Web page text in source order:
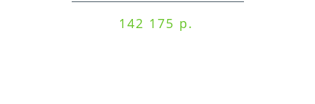
142 175 р.